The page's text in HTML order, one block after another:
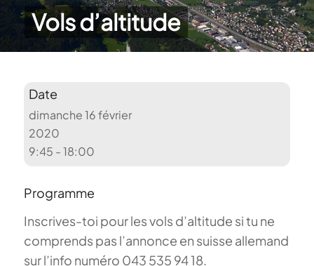
Vols d’altitude
Date
dimanche 16 février
2020
9:45 - 18:00
Programme
Inscrives-toi pour les vols d’altitude si tu ne
comprends pas l’annonce en suisse allemand
sur l’info numéro 043 535 94 18.